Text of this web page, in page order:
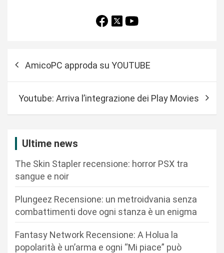
AmicoPC approda su YOUTUBE
Youtube: Arriva l’integrazione dei Play Movies
Ultime news
The Skin Stapler recensione: horror PSX tra
sangue e noir
Plungeez Recensione: un metroidvania senza
combattimenti dove ogni stanza è un enigma
Fantasy Network Recensione: A Holua la
popolarità è un’arma e ogni “Mi piace” può